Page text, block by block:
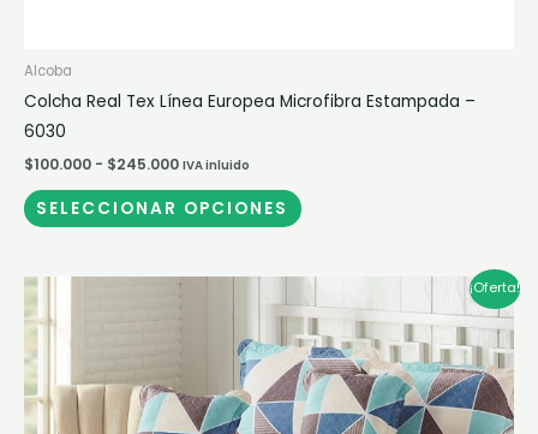
Alcoba
Colcha Real Tex Línea Europea Microfibra Estampada –
6030
$100.000 - $245.000 IVA inluido
SELECCIONAR OPCIONES
¡Oferta!
precio
actual
producto
tiene
múltiples
variantes.